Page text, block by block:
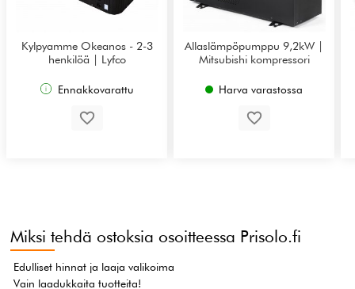
Kylpyamme Okeanos - 2-3
henkilöä | Lyfco
Ennakkovarattu
Allaslämpöpumppu 9,2kW |
Mitsubishi kompressori
Harva varastossa
Miksi tehdä ostoksia osoitteessa Prisolo.fi
Edulliset hinnat ja laaja valikoima
Vain laadukkaita tuotteita!